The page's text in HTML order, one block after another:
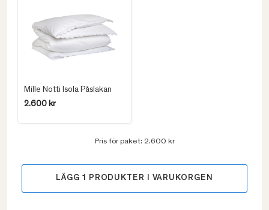
Mille Notti Isola Påslakan
2.600 kr
Pris för paket: 2.600 kr
LÄGG 1 PRODUKTER I VARUKORGEN